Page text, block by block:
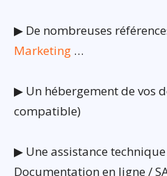
▶ De nombreuses
Marketing …
▶ Un hébergement de vos
compatible)
▶ Une assistance
Documentation en ligne /